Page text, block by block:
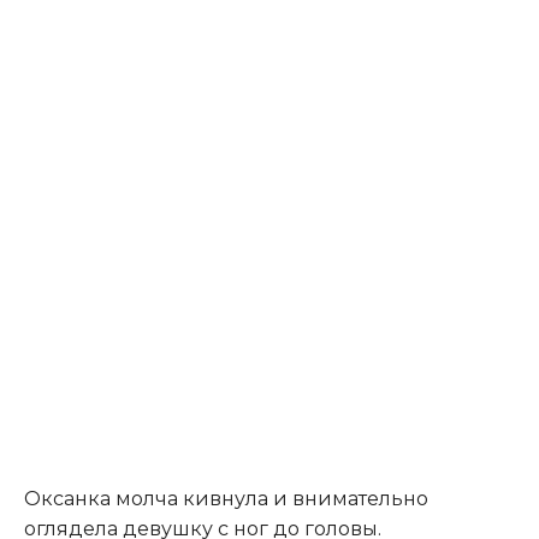
Оксанка молча кивнула и внимательно
оглядела девушку с ног до головы.